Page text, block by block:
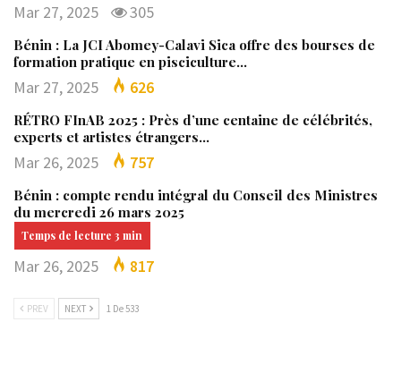
Mar 27, 2025 305
Bénin : La JCI Abomey-Calavi Sica offre des bourses de
formation pratique en pisciculture…
Mar 27, 2025 626
RÉTRO FInAB 2025 : Près d’une centaine de célébrités,
experts et artistes étrangers…
Mar 26, 2025 757
Bénin : compte rendu intégral du Conseil des Ministres
du mercredi 26 mars 2025
Mar 26, 2025 817
PREV NEXT 1 De 533